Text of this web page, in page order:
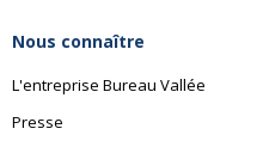
Nous connaître
L'entreprise Bureau Vallée
Presse